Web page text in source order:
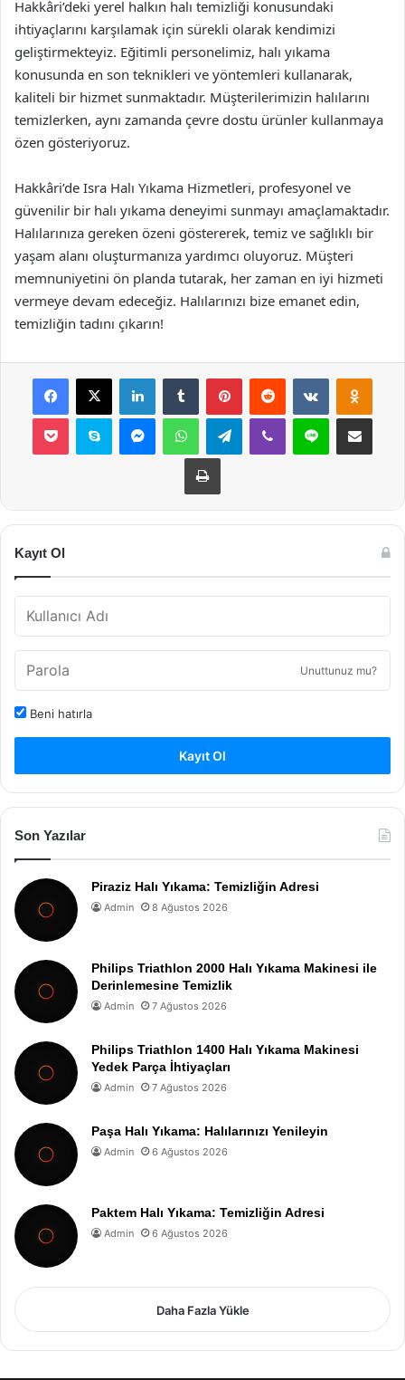
Hakkâri’deki yerel halkın halı temizliği konusundaki
ihtiyaçlarını karşılamak için sürekli olarak kendimizi
geliştirmekteyiz. Eğitimli personelimiz, halı yıkama
konusunda en son teknikleri ve yöntemleri kullanarak,
kaliteli bir hizmet sunmaktadır. Müşterilerimizin halılarını
temizlerken, aynı zamanda çevre dostu ürünler kullanmaya
özen gösteriyoruz.
Hakkâri’de Isra Halı Yıkama Hizmetleri, profesyonel ve
güvenilir bir halı yıkama deneyimi sunmayı amaçlamaktadır.
Halılarınıza gereken özeni göstererek, temiz ve sağlıklı bir
yaşam alanı oluşturmanıza yardımcı oluyoruz. Müşteri
memnuniyetini ön planda tutarak, her zaman en iyi hizmeti
vermeye devam edeceğiz. Halılarınızı bize emanet edin,
temizliğin tadını çıkarın!
Facebook
X LinkedInTumblr PinterestReddit VKontakte
Pocket Skype MessengerWhatsAppTelegramViber Line E-Posta ile
Yazdır
Kayıt Ol
Unuttunuz mu?
Beni hatırla
Kayıt Ol
Son Yazılar
Piraziz Halı Yıkama: Temizliğin Adresi
Admin 8 Ağustos 2026
Philips Triathlon 2000 Halı Yıkama Makinesi ile
Derinlemesine Temizlik
Admin 7 Ağustos 2026
Philips Triathlon 1400 Halı Yıkama Makinesi
Yedek Parça İhtiyaçları
Admin 7 Ağustos 2026
Paşa Halı Yıkama: Halılarınızı Yenileyin
Admin 6 Ağustos 2026
Paktem Halı Yıkama: Temizliğin Adresi
Admin 6 Ağustos 2026
Daha Fazla Yükle